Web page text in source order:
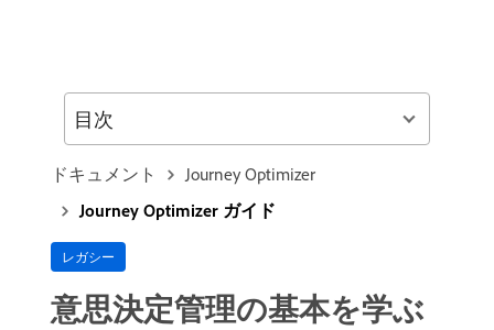
ドキュメント
Journey Optimizer
Journey Optimizer ガイド
レガシー
意思決定管理の基本を学ぶ
目次